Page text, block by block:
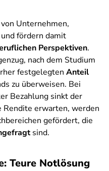
Unternehmen,
fördern damit
Perspektiven.
nach dem Studium
festgelegten Anteil
zu überweisen. Bei
Bezahlung sinkt der
Rendite erwarten, werden
gefördert, die
sind.
Teure Notlösung